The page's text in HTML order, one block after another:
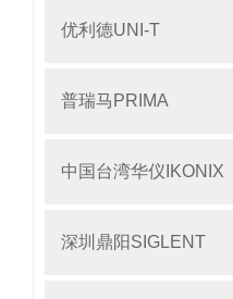
优利德UNI-T
普瑞马PRIMA
中国台湾华仪IKONIX
深圳鼎阳SIGLENT